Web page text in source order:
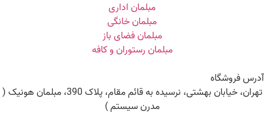
مبلمان اداری
مبلمان خانگی
مبلمان فضای باز
مبلمان رستوران و کافه
فروشگاه
تهران، خیابان بهشتی، نرسیده به قائم مقام، پلاک 390، مبلمان هونیک (
مدرن سیستم )